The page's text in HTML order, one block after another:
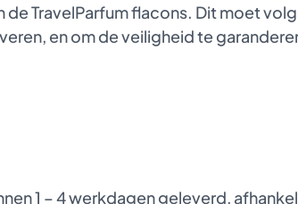
TravelParfum flacons. Dit moet
en om de veiligheid te
1 – 4 werkdagen geleverd,